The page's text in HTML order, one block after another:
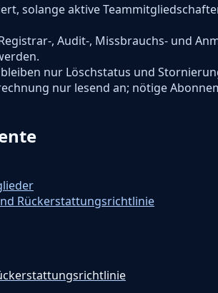
solange aktive
, Audit-, Missbrauchs- und
nur Löschstatus und
nur lesend an; nötige
Rückerstattungsrichtlinie